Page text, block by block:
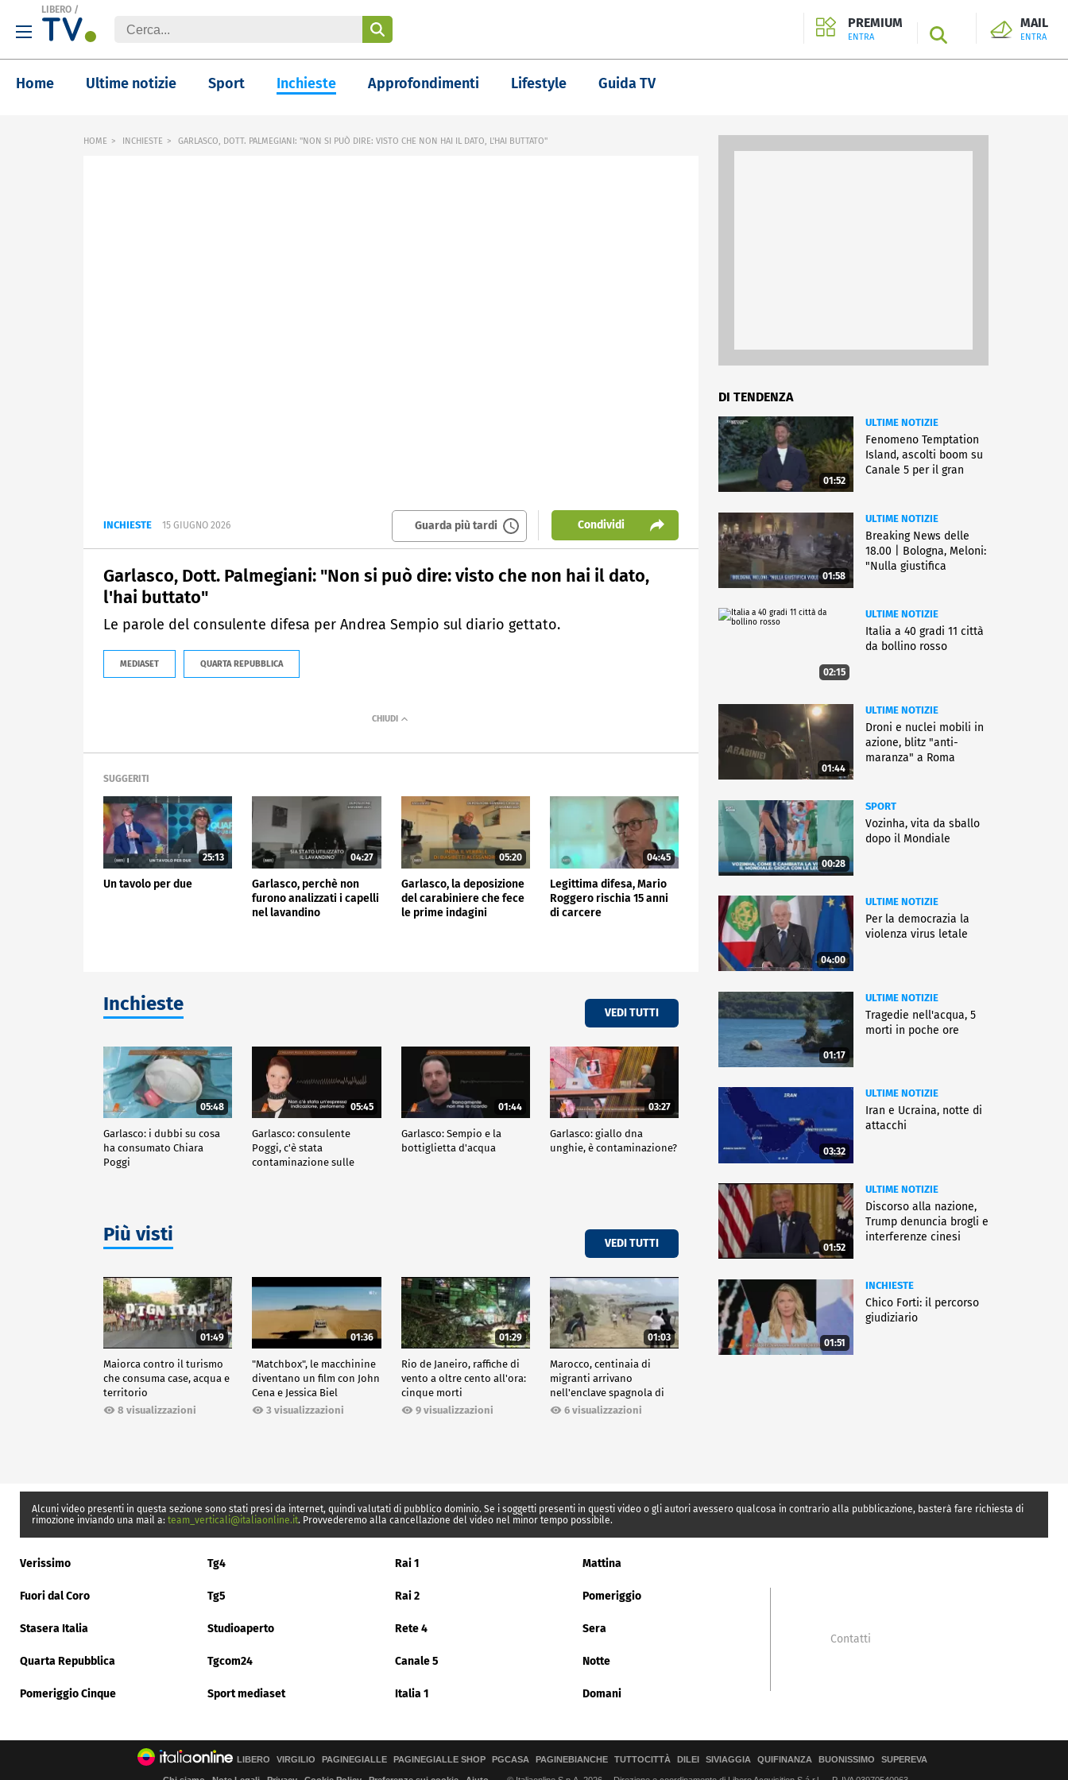
LIBERO /
PREMIUM
ENTRA SEARCH
MAIL
ENTRA
Home Ultime notizie Sport Inchieste Approfondimenti Lifestyle Guida TV
HOME INCHIESTE GARLASCO, DOTT. PALMEGIANI: "NON SI PUÒ DIRE: VISTO CHE NON HAI IL DATO, L'HAI BUTTATO"
INCHIESTE 15 GIUGNO 2026 Guarda più tardi Condividi
Garlasco, Dott. Palmegiani: "Non si può dire: visto che non hai il dato,
l'hai buttato"
Le parole del consulente difesa per Andrea Sempio sul diario gettato.
MEDIASET QUARTA REPUBBLICA
SUGGERITI
25:13
Un tavolo per due
04:27
Garlasco, perchè non
furono analizzati i capelli
nel lavandino
05:20
Garlasco, la deposizione
del carabiniere che fece
le prime indagini
04:45
Legittima difesa, Mario
Roggero rischia 15 anni
di carcere
Inchieste VEDI TUTTI
05:48
Garlasco: i dubbi su cosa
ha consumato Chiara
Poggi
05:45
Garlasco: consulente
Poggi, c'è stata
contaminazione sulle
01:44
Garlasco: Sempio e la
bottiglietta d'acqua
03:27
Garlasco: giallo dna
unghie, è contaminazione?
Più visti VEDI TUTTI
01:49
Maiorca contro il turismo
che consuma case, acqua e
territorio
8 visualizzazioni
01:36
"Matchbox", le macchinine
diventano un film con John
Cena e Jessica Biel
3 visualizzazioni
01:29
Rio de Janeiro, raffiche di
vento a oltre cento all'ora:
cinque morti
9 visualizzazioni
01:03
Marocco, centinaia di
migranti arrivano
nell'enclave spagnola di
Ceuta6 visualizzazioni
DI TENDENZA
01:52
ULTIME NOTIZIE
Fenomeno Temptation
Island, ascolti boom su
Canale 5 per il gran
01:58
ULTIME NOTIZIE
Breaking News delle
18.00 | Bologna, Meloni:
"Nulla giustifica
02:15
ULTIME NOTIZIE
Italia a 40 gradi 11 città
da bollino rosso
01:44
ULTIME NOTIZIE
Droni e nuclei mobili in
azione, blitz "anti-
maranza" a Roma
00:28
SPORT
Vozinha, vita da sballo
dopo il Mondiale
04:00
ULTIME NOTIZIE
Per la democrazia la
violenza virus letale
01:17
ULTIME NOTIZIE
Tragedie nell'acqua, 5
morti in poche ore
03:32
ULTIME NOTIZIE
Iran e Ucraina, notte di
attacchi
01:52
ULTIME NOTIZIE
Discorso alla nazione,
Trump denuncia brogli e
interferenze cinesi
01:51
INCHIESTE
Chico Forti: il percorso
giudiziario
Alcuni video presenti in questa sezione sono stati presi da internet, quindi valutati di pubblico dominio. Se i soggetti presenti in questi video o gli autori avessero qualcosa in contrario alla pubblicazione, basterà fare richiesta di
rimozione inviando una mail a: team_verticali@italiaonline.it. Provvederemo alla cancellazione del video nel minor tempo possibile.
Verissimo Tg4 Rai 1 Mattina
Fuori dal Coro Tg5 Rai 2 Pomeriggio
Stasera Italia Studioaperto Rete 4 Sera
Quarta Repubblica Tgcom24 Canale 5 Notte
Pomeriggio Cinque Sport mediaset Italia 1 Domani
Contatti
LIBERO VIRGILIO PAGINEGIALLE PAGINEGIALLE SHOP PGCASA PAGINEBIANCHE TUTTOCITTÀ DILEI SIVIAGGIA QUIFINANZA BUONISSIMO SUPEREVA